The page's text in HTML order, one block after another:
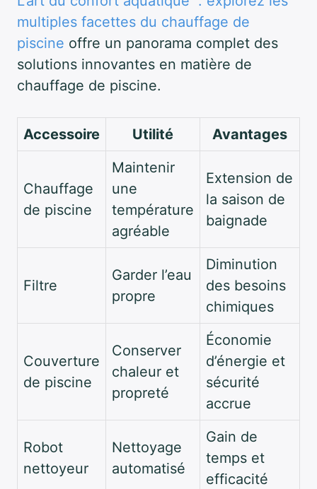
multiples facettes du chauffage de
piscine offre un panorama complet des
solutions innovantes en matière de
chauffage de piscine.
Accessoire Utilité Avantages
Chauffage
de piscine
Maintenir
une
température
agréable
Extension de
la saison de
baignade
Filtre
Garder l’eau
propre
Diminution
des besoins
chimiques
Couverture
de piscine
Conserver
chaleur et
propreté
Économie
d’énergie et
sécurité
accrue
Robot
nettoyeur
Nettoyage
automatisé
Gain de
temps et
efficacité